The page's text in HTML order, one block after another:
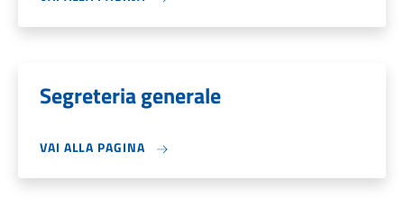
Segreteria generale
VAI ALLA PAGINA